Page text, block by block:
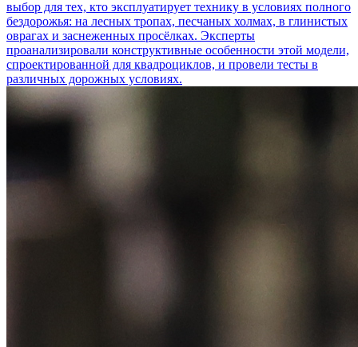
выбор для тех, кто эксплуатирует технику в условиях полного
бездорожья: на лесных тропах, песчаных холмах, в глинистых
оврагах и заснеженных просёлках. Эксперты
проанализировали конструктивные особенности этой модели,
спроектированной для квадроциклов, и провели тесты в
различных дорожных условиях.